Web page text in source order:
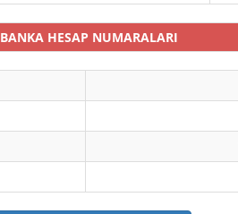
BANKA HESAP NUMARALARI